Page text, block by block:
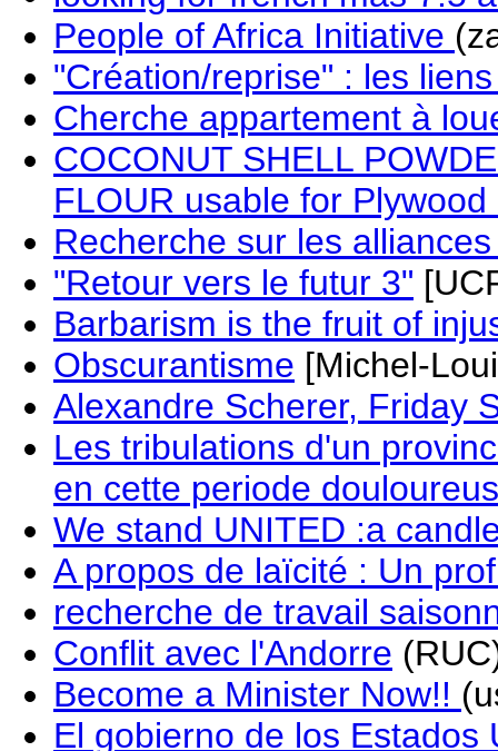
People of Africa Initiative
"Création/reprise" : les
Cherche appartement à
COCONUT SHELL
FLOUR usable for
Recherche sur les
"Retour vers le futur 3"
Barbarism is the fruit of
Obscurantisme [Michel-
Alexandre Scherer, Friday
Les tribulations d'un
en cette periode
We stand UNITED :a
A propos de laïcité : Un
recherche de travail
Conflit avec l'Andorre
Become a Minister Now!!
El gobierno de los